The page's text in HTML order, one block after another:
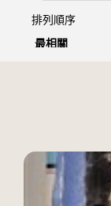
排列順序